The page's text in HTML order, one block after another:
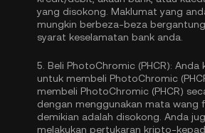
yang disokong. Maklumat yang
mungkin berbeza-beza
syarat keselamatan bank anda.
5. Beli PhotoChromic (PHCR): Anda
untuk membeli PhotoChromic
membeli PhotoChromic (PHCR)
dengan menggunakan mata wang
demikian adalah disokong. Anda
melakukan pertukaran kripto-